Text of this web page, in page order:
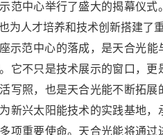
范中心举行了盛大的揭幕仪
为人才培养和技术创新搭建了
示范中心的落成，是天合光能
它不只是技术展示的窗口，
写照，也是天合光能不断拓
新兴太阳能技术的实践基地
项重要使命。天合光能将通